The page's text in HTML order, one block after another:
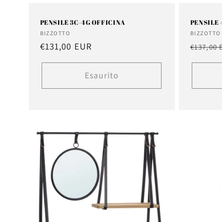
PENSILE 3C-4G OFFICINA
Fornitore:
BIZZOTTO
Prezzo
€131,00 EUR
Esaurito
PENSILE
BIZZOTTO
Prezzo
€137,00